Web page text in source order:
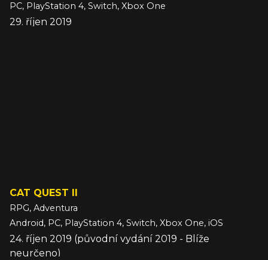
PC, PlayStation 4, Switch, Xbox One
29. říjen 2019
CAT QUEST II
RPG, Adventura
Android, PC, PlayStation 4, Switch, Xbox One, iOS
24. říjen 2019 (původní vydání 2019 - Blíže
neurčeno)